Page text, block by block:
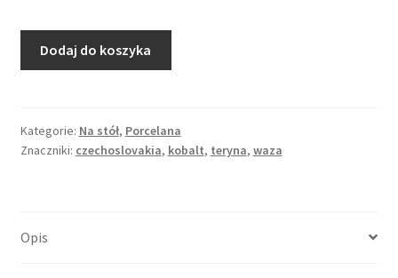
porcelanowa,
kobalt
Dodaj do koszyka
Kategorie: Na stół, Porcelana
Znaczniki: czechoslovakia, kobalt, teryna, waza
Opis